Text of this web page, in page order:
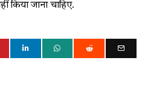
किया जाना चाहिए.